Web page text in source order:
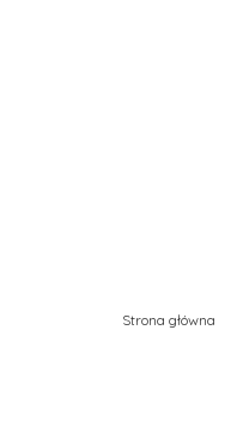
Strona główna